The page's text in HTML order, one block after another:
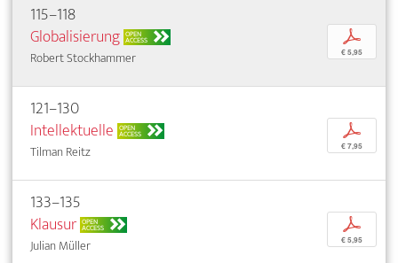
115–118
Globalisierung OPEN
ACCESS
Robert Stockhammer
p
€ 5,95
121–130
Intellektuelle OPEN
ACCESS
Tilman Reitz
p
€ 7,95
133–135
Klausur OPEN
ACCESS
Julian Müller
p
€ 5,95